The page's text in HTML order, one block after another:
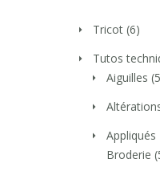
Tricot (6)
Tutos
Aiguilles
Broderie